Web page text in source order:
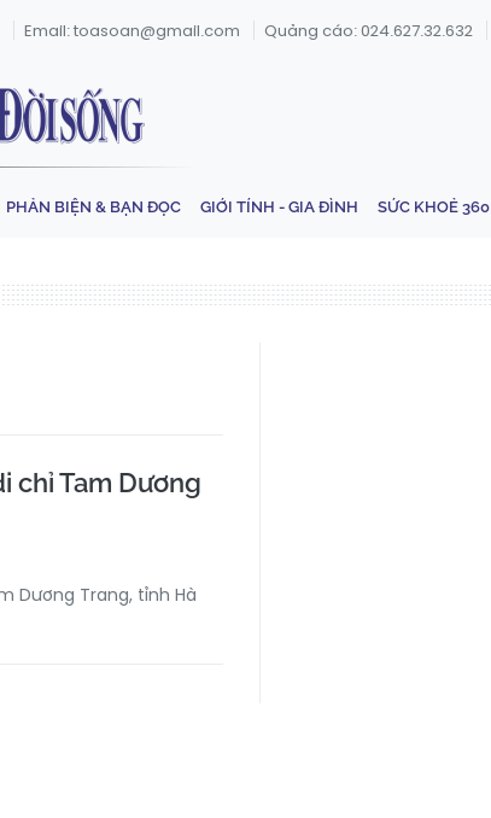
Email: toasoan@gmail.com Quảng cáo: 024.627.32.632
PHẢN BIỆN & BẠN ĐỌC GIỚI TÍNH - GIA ĐÌNH SỨC KHOẺ 360
chỉ Tam Dương
Dương Trang, tỉnh Hà